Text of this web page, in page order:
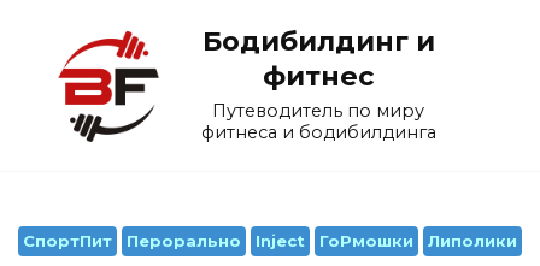
содержанию
Бодибилдинг и
фитнес
Путеводитель по миру
фитнеса и бодибилдинга
СпортПит Перорально Inject ГоРмошки Липолики